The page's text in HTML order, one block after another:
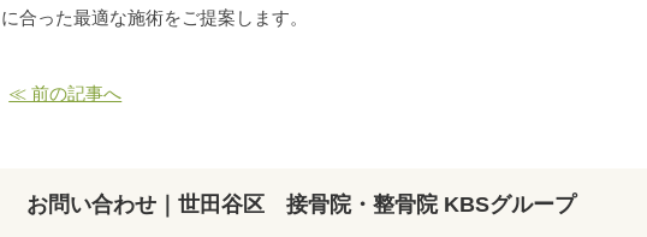
に合った最適な施術をご提案します。
≪ 前の記事へ
お問い合わせ｜世田谷区 接骨院・整骨院 KBSグループ